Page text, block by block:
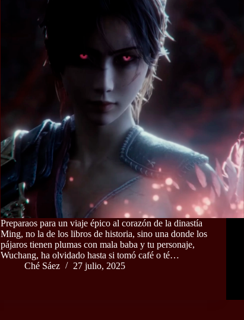
Preparaos para un viaje épico al corazón de la dinastía
Ming, no la de los libros de historia, sino una donde los
pájaros tienen plumas con mala baba y tu personaje,
Wuchang, ha olvidado hasta si tomó café o té…
Ché Sáez
27 julio, 2025